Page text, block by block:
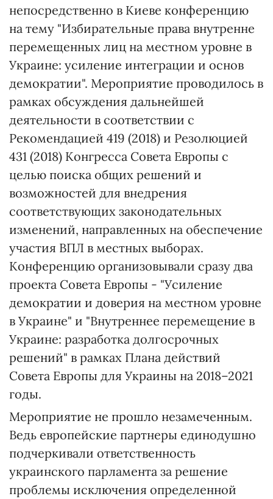
непосредственно в Киеве конференцию
на тему "Избирательные права внутренне
перемещенных лиц на местном уровне в
Украине: усиление интеграции и основ
демократии". Мероприятие проводилось в
рамках обсуждения дальнейшей
деятельности в соответствии с
Рекомендацией 419 (2018) и Резолюцией
431 (2018) Конгресса Совета Европы с
целью поиска общих решений и
возможностей для внедрения
соответствующих законодательных
изменений, направленных на обеспечение
участия ВПЛ в местных выборах.
Конференцию организовывали сразу два
проекта Совета Европы - "Усиление
демократии и доверия на местном уровне
в Украине" и "Внутреннее перемещение в
Украине: разработка долгосрочных
решений" в рамках Плана действий
Совета Европы для Украины на 2018–2021
годы.
Мероприятие не прошло незамеченным.
Ведь европейские партнеры единодушно
подчеркивали ответственность
украинского парламента за решение
проблемы исключения определенной